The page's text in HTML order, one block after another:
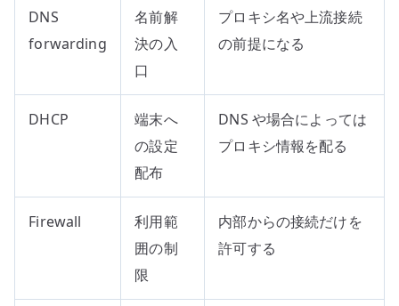
DNS
forwarding
名前解
決の入
口
プロキシ名や上流接続
の前提になる
DHCP
端末へ
の設定
配布
DNS や場合によっては
プロキシ情報を配る
Firewall
利用範
囲の制
限
内部からの接続だけを
許可する